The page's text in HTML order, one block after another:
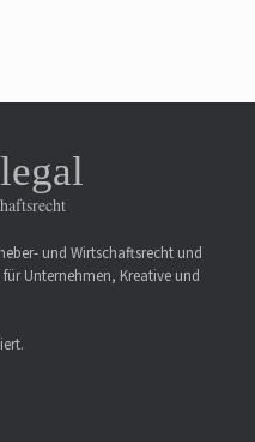
und Wirtschaftsrecht und
Unternehmen, Kreative und